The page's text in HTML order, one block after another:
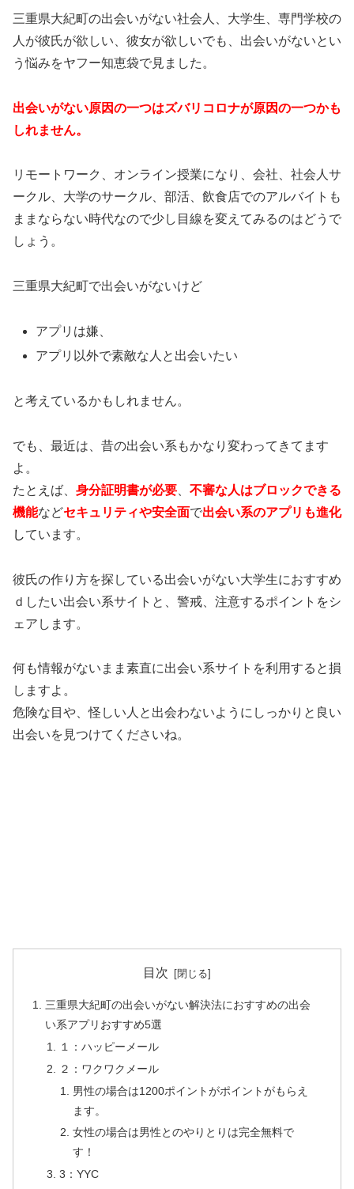
三重県大紀町の出会いがない社会人、大学生、専門学校の
人が彼氏が欲しい、彼女が欲しいでも、出会いがないとい
う悩みをヤフー知恵袋で見ました。
出会いがない原因の一つはズバリコロナが原因の一つかも
しれません。
リモートワーク、オンライン授業になり、会社、社会人サ
ークル、大学のサークル、部活、飲食店でのアルバイトも
ままならない時代なので少し目線を変えてみるのはどうで
しょう。
三重県大紀町で出会いがないけど
アプリは嫌、
アプリ以外で素敵な人と出会いたい
と考えているかもしれません。
でも、最近は、昔の出会い系もかなり変わってきてます
よ。
たとえば、 身分証明書が必要
不審な人はブロックできる
機能などセキュリティや安全面で出会い系のアプリも進化
しています。
彼氏の作り方を探している出会いがない大学生におすすめ
ｄしたい出会い系サイトと、警戒、注意するポイントをシ
ェアします。
何も情報がないまま素直に出会い系サイトを利用すると損
しますよ。
危険な目や、怪しい人と出会わないようにしっかりと良い
出会いを見つけてくださいね。
目次
三重県大紀町の出会いがない解決法におすすめの出会
い系アプリおすすめ5選
１：ハッピーメール
２：ワクワクメール
男性の場合は1200ポイントがポイントがもらえ
ます。
女性の場合は男性とのやりとりは完全無料で
す！
3：YYC